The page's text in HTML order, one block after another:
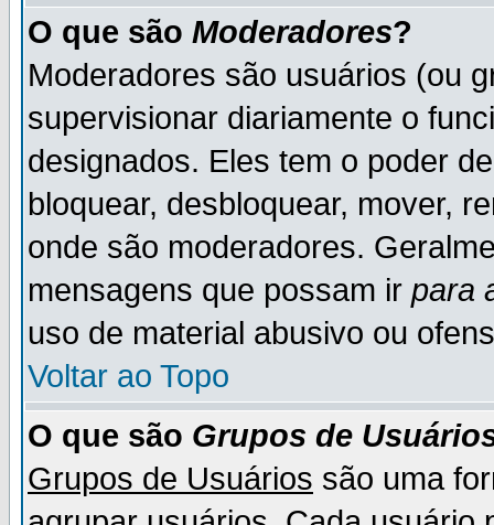
O que são Moderadores?
Moderadores são usuários (ou
supervisionar diariamente o
designados. Eles tem o poder
bloquear, desbloquear, mover,
onde são moderadores.
mensagens que possam ir para
uso de material abusivo ou
Voltar ao Topo
O que são Grupos de
Grupos de Usuários são uma